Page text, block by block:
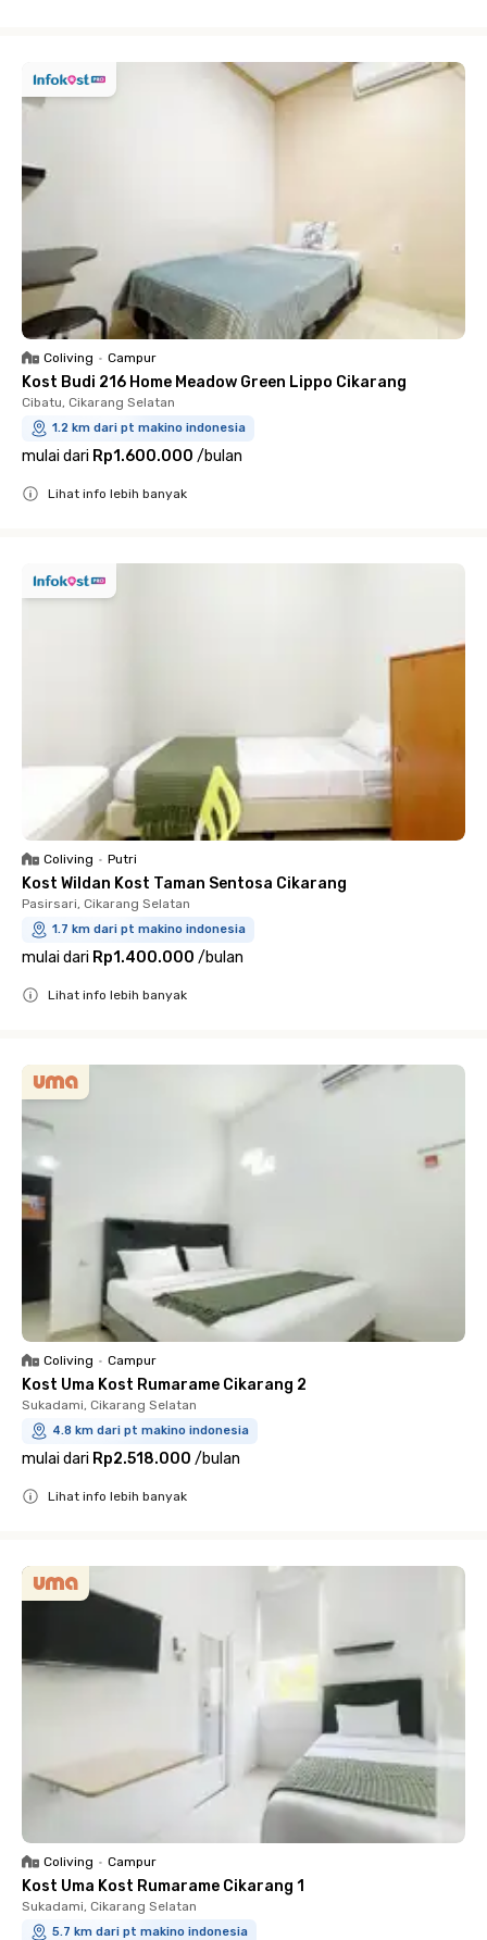
Coliving • Campur
Kost Budi 216 Home Meadow Green Lippo Cikarang
Cibatu, Cikarang Selatan
1.2 km dari pt makino indonesia
mulai dari Rp1.600.000 /bulan
Lihat info lebih banyak
Coliving • Putri
Kost Wildan Kost Taman Sentosa Cikarang
Pasirsari, Cikarang Selatan
1.7 km dari pt makino indonesia
mulai dari Rp1.400.000 /bulan
Lihat info lebih banyak
Coliving • Campur
Kost Uma Kost Rumarame Cikarang 2
Sukadami, Cikarang Selatan
4.8 km dari pt makino indonesia
mulai dari Rp2.518.000 /bulan
Lihat info lebih banyak
Coliving • Campur
Kost Uma Kost Rumarame Cikarang 1
Sukadami, Cikarang Selatan
5.7 km dari pt makino indonesia